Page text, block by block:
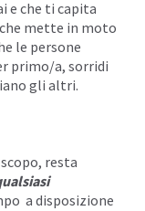
e che ti capita
mette in moto
le persone
primo/a, sorridi
gli altri.
resta
a disposizione